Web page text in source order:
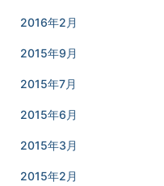
2016年2月
2015年9月
2015年7月
2015年6月
2015年3月
2015年2月